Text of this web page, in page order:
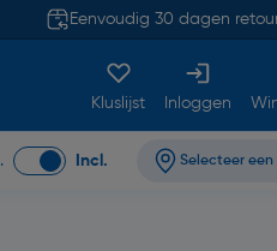
Eenvoudig 30 dagen
Kluslijst Inloggen
Incl. Selecteer